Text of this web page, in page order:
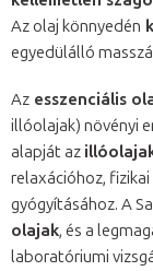
Az olaj könnyedén
egyedülálló
Az esszenciális
illóolajak) növényi
alapját az
relaxációhoz,
gyógyításához. A
olajak, és a
laboratóriumi